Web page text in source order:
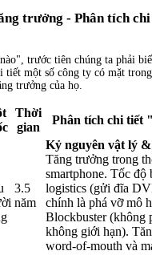
trưởng - Phân tích
trước tiên chúng ta phải
tiết một số công ty có mặt
trưởng của họ.
Thời
gian
Phân tích chi tiết
3.5
năm
Kỷ nguyên vật lý
Tăng trưởng trong
smartphone. Tốc độ
logistics (gửi đĩa
chính là phá vỡ mô
Blockbuster (không
không giới hạn).
word-of-mouth và